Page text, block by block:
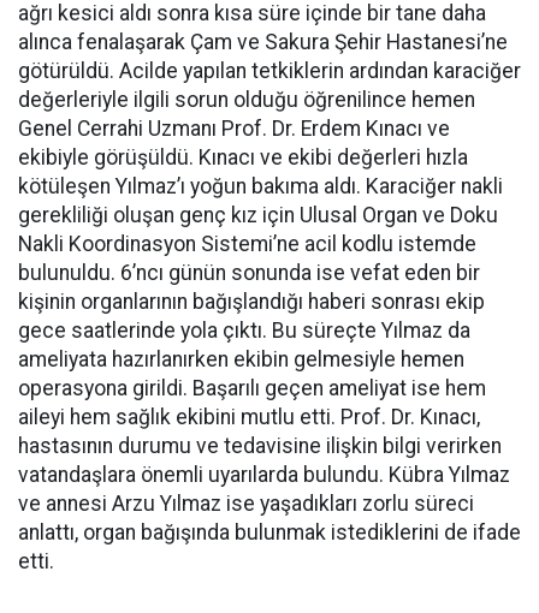
ağrı kesici aldı sonra kısa süre içinde bir tane daha
alınca fenalaşarak Çam ve Sakura Şehir Hastanesi’ne
götürüldü. Acilde yapılan tetkiklerin ardından karaciğer
değerleriyle ilgili sorun olduğu öğrenilince hemen
Genel Cerrahi Uzmanı Prof. Dr. Erdem Kınacı ve
ekibiyle görüşüldü. Kınacı ve ekibi değerleri hızla
kötüleşen Yılmaz’ı yoğun bakıma aldı. Karaciğer nakli
gerekliliği oluşan genç kız için Ulusal Organ ve Doku
Nakli Koordinasyon Sistemi’ne acil kodlu istemde
bulunuldu. 6’ncı günün sonunda ise vefat eden bir
kişinin organlarının bağışlandığı haberi sonrası ekip
gece saatlerinde yola çıktı. Bu süreçte Yılmaz da
ameliyata hazırlanırken ekibin gelmesiyle hemen
operasyona girildi. Başarılı geçen ameliyat ise hem
aileyi hem sağlık ekibini mutlu etti. Prof. Dr. Kınacı,
hastasının durumu ve tedavisine ilişkin bilgi verirken
vatandaşlara önemli uyarılarda bulundu. Kübra Yılmaz
ve annesi Arzu Yılmaz ise yaşadıkları zorlu süreci
anlattı, organ bağışında bulunmak istediklerini de ifade
etti.